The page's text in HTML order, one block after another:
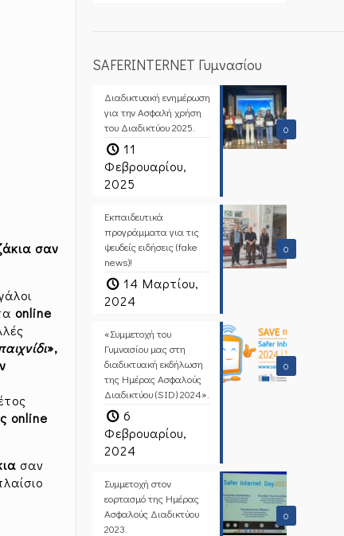
σαν
online
»,
online
σαν
SAFERINTERNET Γυμνασίου
0
Διαδικτυακή ενημέρωση
για την Ασφαλή χρήση
του Διαδικτύου 2025.
11
Φεβρουαρίου,
2025
0
Εκπαιδευτικά
προγράμματα για τις
ψευδείς ειδήσεις (fake
news)!
14 Μαρτίου,
2024
0
«Συμμετοχή του
Γυμνασίου μας στη
διαδικτυακή εκδήλωση
της Ημέρας Ασφαλούς
Διαδικτύου (SID) 2024».
6
Φεβρουαρίου,
2024
0
Συμμετοχή στον
εορτασμό της Ημέρας
Ασφαλούς Διαδικτύου
2023.